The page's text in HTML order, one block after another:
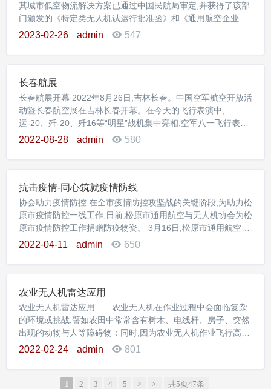
其城市低空物流解决方案已通过中国民航局审定,并获得了该部
门颁发的《特定类无人机试运行批准函》和《通用航空企业经
营许可证》（以下简称“批准函”和“许可证”）,该审定结果意味
初步开启商业化运营等工作。 无人机配送一马当先背后,是本地
2023-02-26 admin 547
长春航展
长春航展开幕 2022年8月26日,吉林长春。中国空军航空开放活
动暨长春航空展在吉林长春开幕。在今天的飞行表演中,
运-20、歼-20、歼16等“明星”战机集中亮相,空军八一飞行表演
队也带来精彩绝伦的空中展示 2022年8月26日,吉林长春。中国
行表演中,运-20、歼-20、歼16等“明星”战机集中亮相,空军八一
2022-08-28 admin 580
抗击疫情-同心筑就疫情防线
协会助力疫情防控 在全市疫情防控攻坚战的关键阶段,为助力松
原市疫情防控一线工作,日前,松原市通用航空与无人机协会为松
原市疫情防控工作捐赠防疫物资。 3月16日,松原市通用航空与
无人机协会负责人积极联络松原市慈善总会,协同相关工作人员
给护理中心的防疫人员,为抗疫助力！
2022-04-11 admin 650
农业无人机雷达应用
农业无人机雷达应用 农业无人机在作业过程中会面临复杂
的环境或挑战,譬如农田中常常含有树木、电线杆、房子、突然
出现的动物与人等障碍物；同时,因为农业无人机作业飞行高度
普遍在离地 2-3 米,无人机雷达容易误将地面也识别为障碍物。
率和灵敏度来探测农田中的障碍物。全新极飞P10
2022-02-24 admin 801
1 2 3 4 5 > >| 共5页47条